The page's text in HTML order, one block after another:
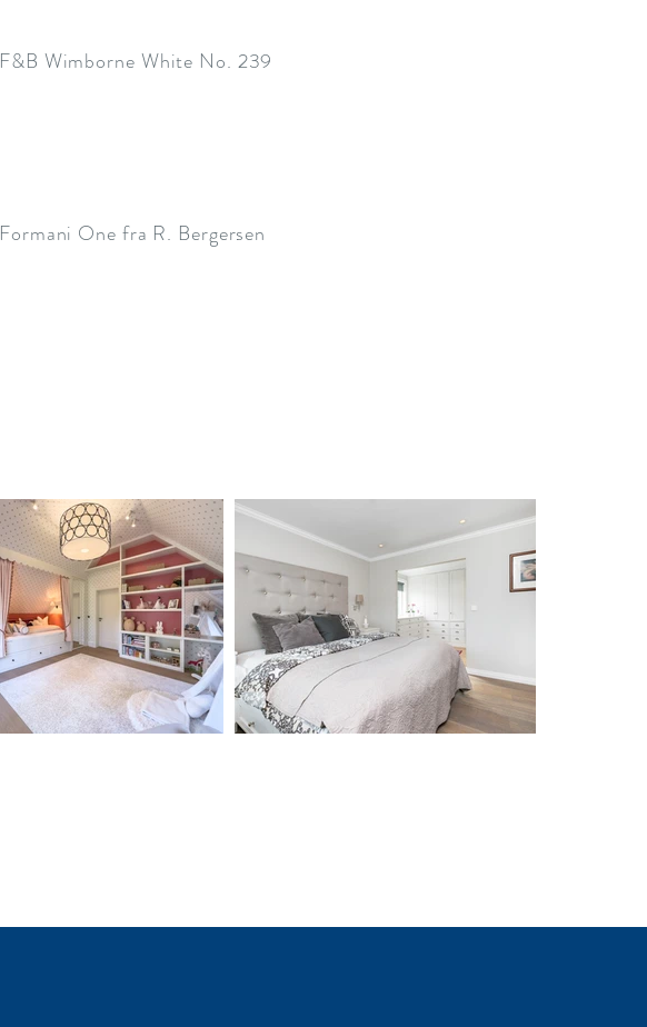
F&B Wimborne White No. 239
Formani One fra R. Bergersen